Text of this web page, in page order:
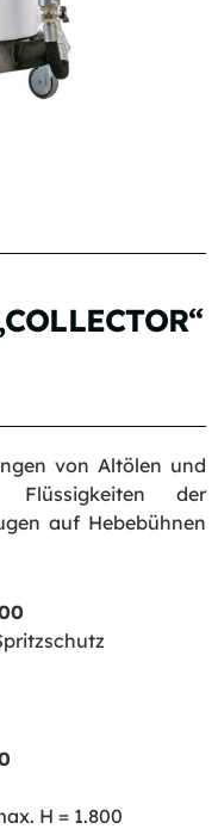
von Altölen und
Flüssigkeiten der
auf Hebebühnen
H = 1.800